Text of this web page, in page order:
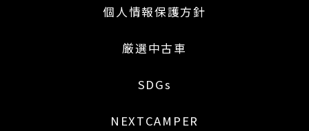
個人情報保護方針
厳選中古車
SDGs
NEXTCAMPER